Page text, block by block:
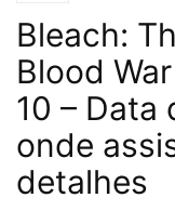
Bleach:
Blood
10 – Data
onde
detalhes